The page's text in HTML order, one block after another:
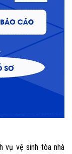
vụ vệ sinh tòa nhà